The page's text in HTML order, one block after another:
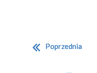
Poprzednia